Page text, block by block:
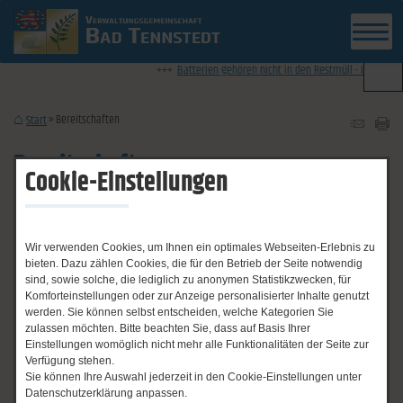
Cookie-Einstellungen
Wir verwenden Cookies, um Ihnen ein optimales Webseiten-Erlebnis zu
bieten. Dazu zählen Cookies, die für den Betrieb der Seite notwendig
sind, sowie solche, die lediglich zu anonymen Statistikzwecken, für
Komforteinstellungen oder zur Anzeige personalisierter Inhalte genutzt
werden. Sie können selbst entscheiden, welche Kategorien Sie
zulassen möchten. Bitte beachten Sie, dass auf Basis Ihrer
Einstellungen womöglich nicht mehr alle Funktionalitäten der Seite zur
Verfügung stehen.
Sie können Ihre Auswahl jederzeit in den Cookie-Einstellungen unter
Datenschutzerklärung anpassen.
News-Ticker
Batterien gehören nicht in den Restmüll -
Start Bereitschaften
Bereitschaften
Not- und Bereitschaftsdienste
Notrufe:
Polizei: 110
Feuer/ Rettungsdienst: 112